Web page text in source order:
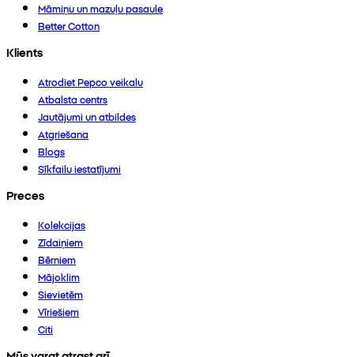
Māmiņu un mazuļu pasaule
Better Cotton
Klients
Atrodiet Pepco veikalu
Atbalsta centrs
Jautājumi un atbildes
Atgriešana
Blogs
Sīkfailu iestatījumi
Preces
Kolekcijas
Zīdaiņiem
Bērniem
Mājoklim
Sievietēm
Vīriešiem
Citi